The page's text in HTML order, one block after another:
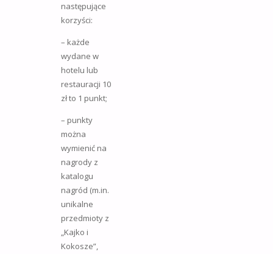
następujące
korzyści:
– każde
wydane w
hotelu lub
restauracji 10
zł to 1 punkt;
– punkty
można
wymienić na
nagrody z
katalogu
nagród (m.in.
unikalne
przedmioty z
„Kajko i
Kokosze”,